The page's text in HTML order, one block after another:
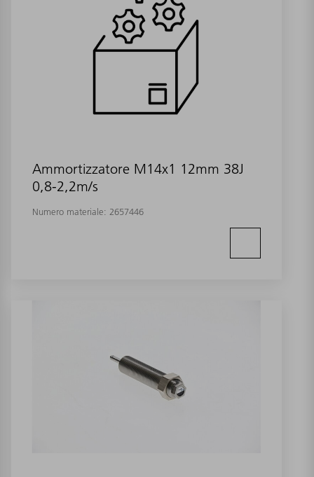
Ammortizzatore M14x1 12mm 38J
0,8-2,2m/s
Numero materiale: 2657446